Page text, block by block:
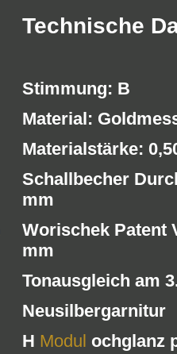
Technische
Stimmung: B
Material:
Materialstärke:
Schallbecher
mm
Worischek Patent
mm
Tonausgleich am
Neusilbergarnitur
H Modul ochglanz